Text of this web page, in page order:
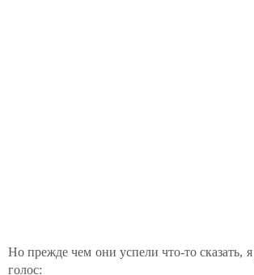
Но прежде чем они успели что-то сказать,
голос: